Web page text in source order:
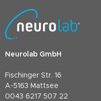
Neurolab GmbH
Fischinger Str. 16
A-5163 Mattsee
0043 6217 507 22